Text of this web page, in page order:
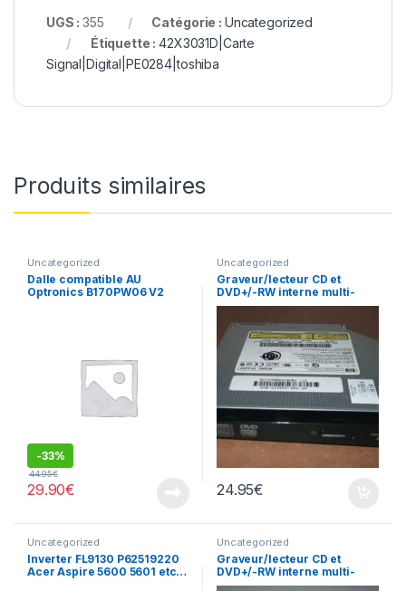
UGS :355 Catégorie : Uncategorized
Étiquette :42X3031D|Carte
Signal|Digital|PE0284|toshiba
Produits similaires
Uncategorized
Dalle compatible AU
Optronics B170PW06 V2
-33%
29.90€
44.95€
Uncategorized
Graveur/lecteur CD et
DVD+/-RW interne multi-
recorder portable TS-L632
24.95€
Uncategorized
Inverter FL9130 P62519220
Acer Aspire 5600 5601 etc…
Uncategorized
Graveur/lecteur CD et
DVD+/-RW interne multi-
recorder portable SN-S082